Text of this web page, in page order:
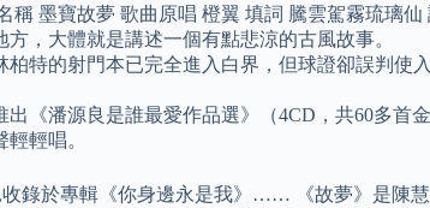
稱 墨寶故夢 歌曲原唱 橙翼 填詞 騰雲駕霧琉璃
，大體就是講述一個有點悲涼的古風故事。
特的射門本已完全進入白界，但球證卻誤判使入
《潘源良是誰最愛作品選》（4CD，共60多首
輕唱。
錄於專輯《你身邊永是我》…… 《故夢》是陳